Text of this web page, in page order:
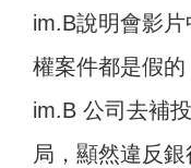
im.B說明會影
權案件都是假
im.B 公司去補
局，顯然違反